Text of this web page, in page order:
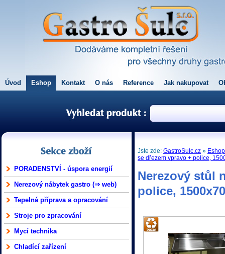
Úvod Eshop Kontakt O nás Reference Jak nakupovat
PORADENSTVÍ - úspora energií
Nerezový nábytek gastro (⇒ web)
Tepelná příprava a opracování
Stroje pro zpracování
Mycí technika
Chladící zařízení
Jste zde:GastroSulc.cz » Eshop
se dřezem vpravo + police,
Nerezový stůl
police,